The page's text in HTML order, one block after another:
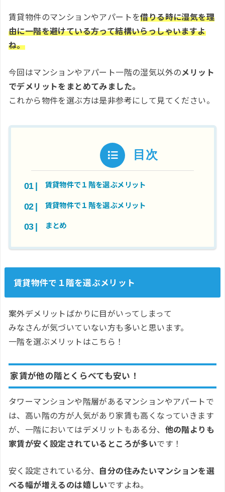
賃貸物件のマンションやアパートを借りる時に湿気を理
由に一階を避けている方って結構いらっしゃいますよ
ね。
今回はマンションやアパート一階の湿気以外のメリット
でデメリットをまとめてみました。
これから物件を選ぶ方は是非参考にして見てください。
目次
賃貸物件で１階を選ぶメリット
賃貸物件で１階を選ぶメリット
まとめ
賃貸物件で１階を選ぶメリット
案外デメリットばかりに目がいってしまって
みなさんが気づいていない方も多いと思います。
一階を選ぶメリットはこちら！
家賃が他の階とくらべても安い！
タワーマンションや階層があるマンションやアパートで
は、高い階の方が人気があり家賃も高くなっていきます
が、一階においてはデメリットもある分、 他の階よりも
家賃が安く設定されているところが多いです！
安く設定されている分、 自分の住みたいマンションを選
べる幅が増えるのは嬉しいですよね。